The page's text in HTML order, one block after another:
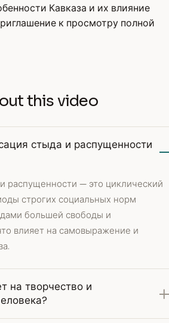
Кавказа и их влияние
к просмотру полной
this video
стыда и распущенности
распущенности — это циклический
строгих социальных норм
большей свободы и
влияет на самовыражение и
на творчество и